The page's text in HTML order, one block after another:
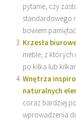
pytanie, czy
standardowego
bowiem pamiętać,
Krzesła
meble, z
po kilka lub
Wnętrza
naturalnych
coraz bardziej
wprowadzenia